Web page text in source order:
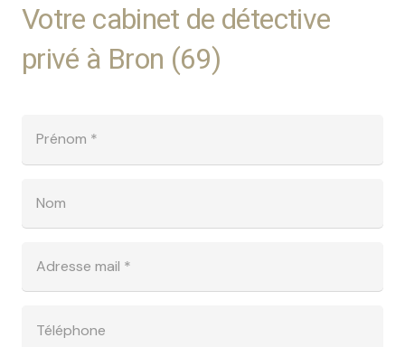
Votre cabinet de détective
privé à Bron (69)